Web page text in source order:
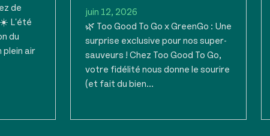
de
☀️ L'été
du
plein air
juin 12, 2026
🌿 Too Good To Go x GreenGo : Une
surprise exclusive pour nos super-
sauveurs ! Chez Too Good To Go,
votre fidélité nous donne le sourire
(et fait du bien...